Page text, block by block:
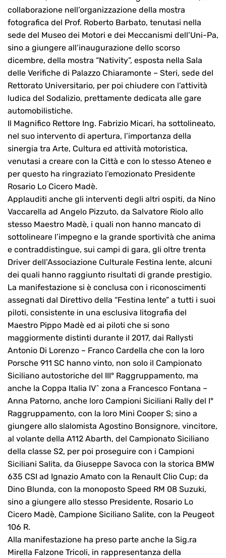
collaborazione nell’organizzazione della mostra
fotografica del Prof. Roberto Barbato, tenutasi nella
sede del Museo dei Motori e dei Meccanismi dell’Uni-Pa,
sino a giungere all’inaugurazione dello scorso
dicembre, della mostra “Nativity”, esposta nella Sala
delle Verifiche di Palazzo Chiaramonte – Steri, sede del
Rettorato Universitario, per poi chiudere con l’attività
ludica del Sodalizio, prettamente dedicata alle gare
automobilistiche.
Il Magnifico Rettore Ing. Fabrizio Micari, ha sottolineato,
nel suo intervento di apertura, l’importanza della
sinergia tra Arte, Cultura ed attività motoristica,
venutasi a creare con la Città e con lo stesso Ateneo e
per questo ha ringraziato l’emozionato Presidente
Rosario Lo Cicero Madè.
Applauditi anche gli interventi degli altri ospiti, da Nino
Vaccarella ad Angelo Pizzuto, da Salvatore Riolo allo
stesso Maestro Madè, i quali non hanno mancato di
sottolineare l’impegno e la grande sportività che anima
e contraddistingue, sui campi di gara, gli oltre trenta
Driver dell’Associazione Culturale Festina lente, alcuni
dei quali hanno raggiunto risultati di grande prestigio.
La manifestazione si è conclusa con i riconoscimenti
assegnati dal Direttivo della “Festina lente” a tutti i suoi
piloti, consistente in una esclusiva litografia del
Maestro Pippo Madè ed ai piloti che si sono
maggiormente distinti durante il 2017, dai Rallysti
Antonio Di Lorenzo – Franco Cardella che con la loro
Porsche 911 SC hanno vinto, non solo il Campionato
Siciliano autostoriche del III° Raggruppamento, ma
anche la Coppa Italia IV^ zona a Francesco Fontana –
Anna Patorno, anche loro Campioni Siciliani Rally del I°
Raggruppamento, con la loro Mini Cooper S; sino a
giungere allo slalomista Agostino Bonsignore, vincitore,
al volante della A112 Abarth, del Campionato Siciliano
della classe S2, per poi proseguire con i Campioni
Siciliani Salita, da Giuseppe Savoca con la storica BMW
635 CSI ad Ignazio Amato con la Renault Clio Cup; da
Dino Blunda, con la monoposto Speed RM 08 Suzuki,
sino a giungere allo stesso Presidente, Rosario Lo
Cicero Madè, Campione Siciliano Salite, con la Peugeot
106 R.
Alla manifestazione ha preso parte anche la Sig.ra
Mirella Falzone Tricoli, in rappresentanza della